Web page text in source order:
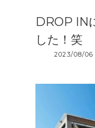
DROP IN
した！笑
2023/08/06